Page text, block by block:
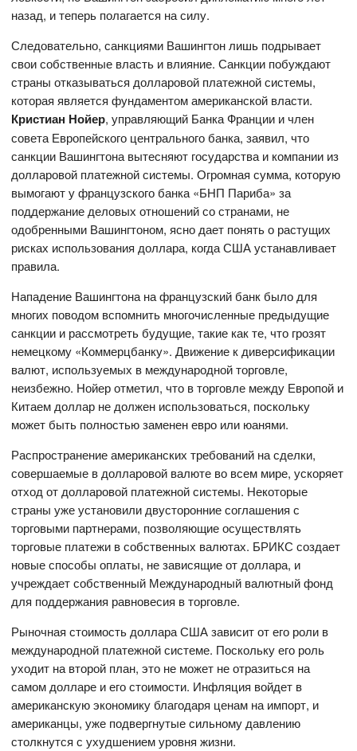
назад, и теперь полагается на силу.
Следовательно, санкциями Вашингтон лишь подрывает
свои собственные власть и влияние. Санкции побуждают
страны отказываться долларовой платежной системы,
которая является фундаментом американской власти.
Кристиан Нойер, управляющий Банка Франции и член
совета Европейского центрального банка, заявил, что
санкции Вашингтона вытесняют государства и компании из
долларовой платежной системы. Огромная сумма, которую
вымогают у французского банка «БНП Париба» за
поддержание деловых отношений со странами, не
одобренными Вашингтоном, ясно дает понять о растущих
рисках использования доллара, когда США устанавливает
правила.
Нападение Вашингтона на французский банк было для
многих поводом вспомнить многочисленные предыдущие
санкции и рассмотреть будущие, такие как те, что грозят
немецкому «Коммерцбанку». Движение к диверсификации
валют, используемых в международной торговле,
неизбежно. Нойер отметил, что в торговле между Европой и
Китаем доллар не должен использоваться, поскольку
может быть полностью заменен евро или юанями.
Распространение американских требований на сделки,
совершаемые в долларовой валюте во всем мире, ускоряет
отход от долларовой платежной системы. Некоторые
страны уже установили двусторонние соглашения с
торговыми партнерами, позволяющие осуществлять
торговые платежи в собственных валютах. БРИКС создает
новые способы оплаты, не зависящие от доллара, и
учреждает собственный Международный валютный фонд
для поддержания равновесия в торговле.
Рыночная стоимость доллара США зависит от его роли в
международной платежной системе. Поскольку его роль
уходит на второй план, это не может не отразиться на
самом долларе и его стоимости. Инфляция войдет в
американскую экономику благодаря ценам на импорт, и
американцы, уже подвергнутые сильному давлению
столкнутся с ухудшением уровня жизни.